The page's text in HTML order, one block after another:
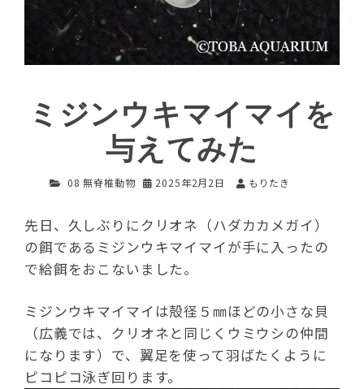
ミジンウキマイマイを
与えてみた
08 無脊椎動物 2025年2月2日 もりたき
先日、久しぶりにクリオネ（ハダカカメガイ）
の餌であるミジンウキマイマイが手に入ったの
で給餌をおこないました。
ミジンウキマイマイは殻径５㎜ほどの小さな貝
（広義では、クリオネと同じくウミウシの仲間
になります）で、翼足を使って羽ばたくように
ピコピコ泳ぎ回ります。